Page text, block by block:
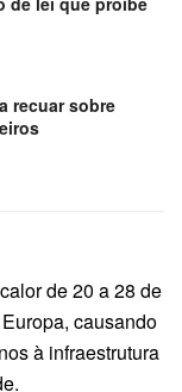
recuar sobre
de 20 a 28 de
causando
à infraestrutura